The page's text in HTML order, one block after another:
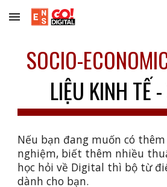
Skip to main content
SOCIO-
LIỆU KINH TẾ
Nếu bạn đang muốn có
nghiệm, biết thêm nhiều
học hỏi về Digital thì bộ từ
dành cho bạn.